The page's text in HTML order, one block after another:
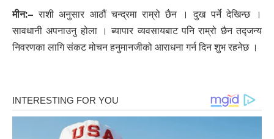
मीन:– राशी अनुसार आठौं चन्द्रमा राम्रो छैन । दुख पर्ने देखिन्छ ।
सावधानी अपनाउनु होला । ब्यापार व्यवसायबाट पनि राम्रो छैन तद्जन्य
निवरणका लागि संकट मोचन हनुमानजीको आराधना गर्न दिन शुभ रहनेछ ।